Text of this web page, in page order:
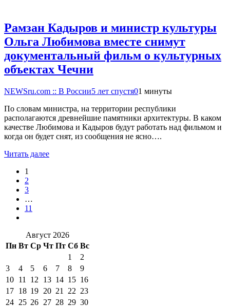
Рамзан Кадыров и министр культуры
Ольга Любимова вместе снимут
документальный фильм о культурных
объектах Чечни
NEWSru.com :: В России5 лет спустя01 минуты
По словам министра, на территории республики
располагаются древнейшие памятники архитектуры. В каком
качестве Любимова и Кадыров будут работать над фильмом и
когда он будет снят, из сообщения не ясно….
Читать далее
1
2
3
…
11
Август 2026
Пн Вт Ср Чт Пт Сб Вс
1
2
3
4 5 6 7 8
9
10 11 12 13 14 15 16
17 18 19 20 21 22 23
24 25 26 27 28 29 30